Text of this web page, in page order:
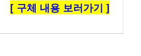
[ 구체 내용 보러가기 ]